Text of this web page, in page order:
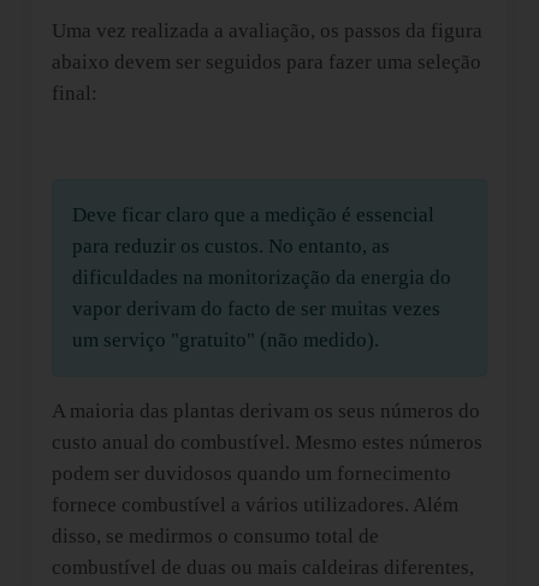
Uma vez realizada a avaliação, os passos da figura
abaixo devem ser seguidos para fazer uma seleção
final:
Deve ficar claro que a medição é essencial
para reduzir os custos. No entanto, as
dificuldades na monitorização da energia do
vapor derivam do facto de ser muitas vezes
um serviço "gratuito" (não medido).
A maioria das plantas derivam os seus números do
custo anual do combustível. Mesmo estes números
podem ser duvidosos quando um fornecimento
fornece combustível a vários utilizadores. Além
disso, se medirmos o consumo total de
combustível de duas ou mais caldeiras diferentes,